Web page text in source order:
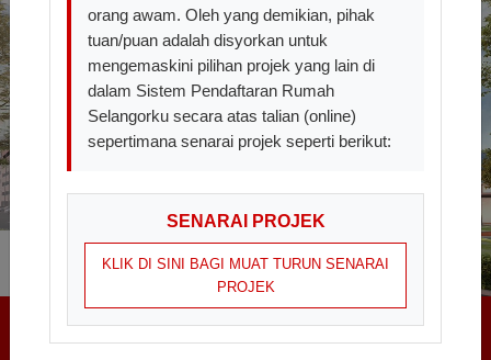
Sistem Pendaftaran
orang awam. Oleh yang demikian, pihak
tuan/puan adalah disyorkan untuk
mengemaskini pilihan projek yang lain di
dalam Sistem Pendaftaran Rumah
Selangorku secara atas talian (online)
sepertimana senarai projek seperti berikut:
SENARAI PROJEK
KLIK DI SINI BAGI MUAT TURUN SENARAI
PROJEK